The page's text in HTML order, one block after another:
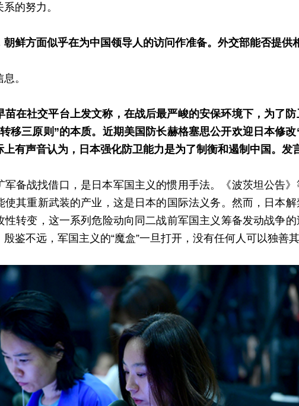
的努力。
朝鲜方面似乎在为中国领导人的访问作准备。外交部能否提供
。
苗在社交平台上发文称，在战后最严峻的安保环境下，为了
移三原则”的本质。近期美国防长赫格塞思公开欢迎日本修改
有声音认为，日本强化防卫能力是为了制衡和遏制中国。发
备战找借口，是日本军国主义的惯用手法。《波茨坦公告
其重新武装的产业，这是日本的国际法义务。然而，日本
转变，这一系列危险动向同二战前军国主义筹备发动战争
鉴不远，军国主义的“魔盒”一旦打开，没有任何人可以独善